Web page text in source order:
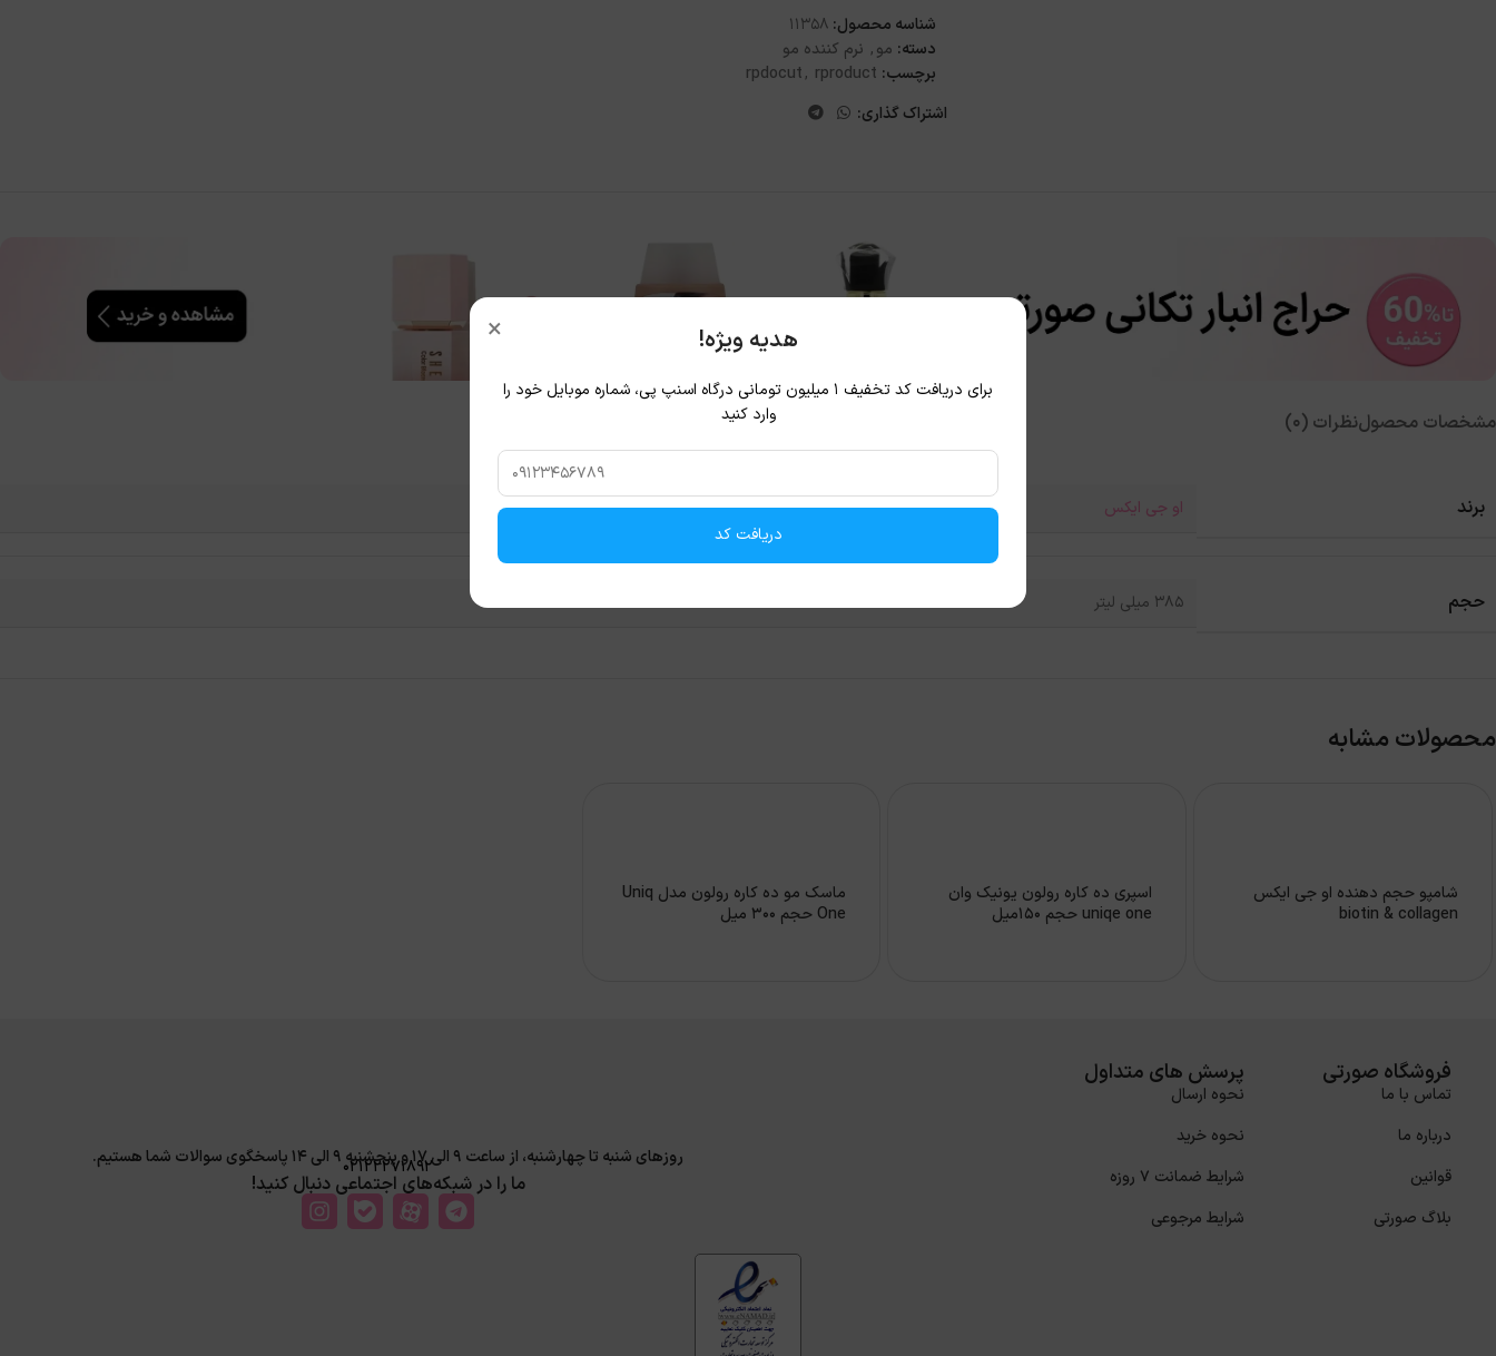
شناسه محصول: 11358
دسته: مو, نرم کننده مو
برچسب:
rpdocut, rproduct
اشتراک گذاری:
مشخصات محصولنظرات (0)
برند او جی ایکس
حجم 385 میلی لیتر
محصولات مشابه
شامپو حجم دهنده او جی ايكس
biotin & collagen
اسپری ده کاره رولون یونیک وان
uniqe one حجم 150ميل
ماسک مو ده کاره رولون مدل Uniq
One حجم 300 میل
فروشگاه صورتی
تماس با ما
درباره ما
قوانین
بلاگ صورتی
پرسش های متداول
نحوه ارسال
نحوه خرید
شرایط ضمانت 7 روزه
شرایط مرجوعی
ما را در شبکه‌های اجتماعی دنبال کنید!
02122271892 روزهای شنبه تا چهارشنبه، از ساعت 9 الی 17 و پنجشنبه 9 الی 14 پاسخگوی سوالات شما هستیم.
× هدیه ویژه!
برای دریافت کد تخفیف ۱ میلیون تومانی درگاه اسنپ پی، شماره موبایل خود را
وارد کنید
دریافت کد